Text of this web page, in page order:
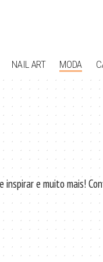
NAIL ART MODA
inspirar e muito mais!